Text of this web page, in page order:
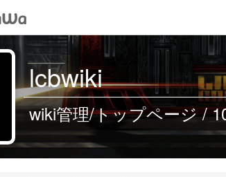
lcbwiki
wiki管理/トップページ /